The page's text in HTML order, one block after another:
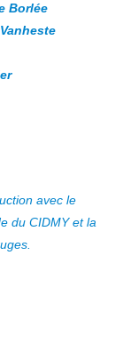
Borlée
avec le
du CIDMY et la